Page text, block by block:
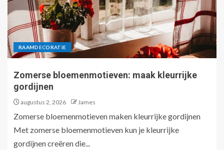
RAAMDECORATIE
Zomerse bloemenmotieven: maak kleurrijke
gordijnen
augustus 2, 2026 James
Zomerse bloemenmotieven maken kleurrijke gordijnen
Met zomerse bloemenmotieven kun je kleurrijke
gordijnen creëren die...